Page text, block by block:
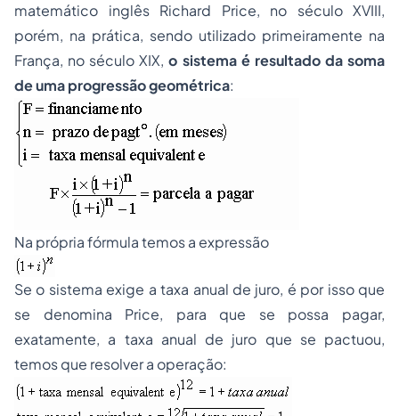
matemático inglês Richard Price, no século XVIII,
porém, na prática, sendo utilizado primeiramente na
França, no século XIX,o sistema é resultado da soma
de uma progressão geométrica:
Na própria fórmula temos a expressão
Se o sistema exige a taxa anual de juro, é por isso que
se denomina Price, para que se possa pagar,
exatamente, a taxa anual de juro que se pactuou,
temos que resolver a operação: